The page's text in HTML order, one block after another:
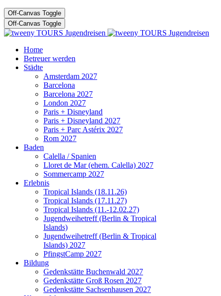
Off-Canvas Toggle
Off-Canvas Toggle
Home
Betreuer werden
Städte
Amsterdam 2027
Barcelona
Barcelona 2027
London 2027
Paris + Disneyland
Paris + Disneyland 2027
Paris + Parc Astérix 2027
Rom 2027
Baden
Calella / Spanien
Lloret de Mar (ehem. Calella) 2027
Sommercamp 2027
Erlebnis
Tropical Islands (18.11.26)
Tropical Islands (17.11.27)
Tropical Islands (11.-12.02.27)
Jugendweihetreff (Berlin & Tropical
Islands)
Jugendweihetreff (Berlin & Tropical
Islands) 2027
PfingstCamp 2027
Bildung
Gedenkstätte Buchenwald 2027
Gedenkstätte Groß Rosen 2027
Gedenkstätte Sachsenhausen 2027